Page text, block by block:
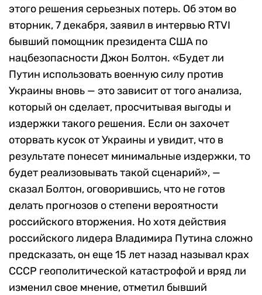
этого решения серьезных потерь. Об этом во
вторник, 7 декабря, заявил в интервью RTVI
бывший помощник президента США по
нацбезопасности Джон Болтон. «Будет ли
Путин использовать военную силу против
Украины вновь — это зависит от того анализа,
который он сделает, просчитывая выгоды и
издержки такого решения. Если он захочет
оторвать кусок от Украины и увидит, что в
результате понесет минимальные издержки, то
будет реализовывать такой сценарий», —
сказал Болтон, оговорившись, что не готов
делать прогнозов о степени вероятности
российского вторжения. Но хотя действия
российского лидера Владимира Путина сложно
предсказать, он еще 15 лет назад называл крах
СССР геополитической катастрофой и вряд ли
изменил свое мнение, отметил бывший